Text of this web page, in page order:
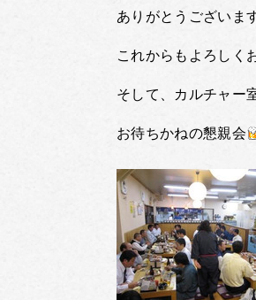
ありがとうございま
これからもよろしく
そして、カルチャー
お待ちかねの懇親会